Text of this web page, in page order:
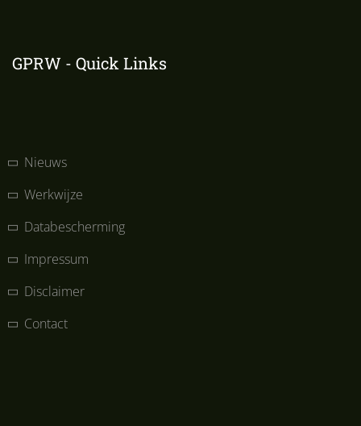
GPRW - Quick Links
Nieuws
Werkwijze
Databescherming
Impressum
Disclaimer
Contact